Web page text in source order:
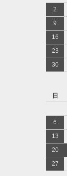
2
9
16
23
30
日
6
13
20
27